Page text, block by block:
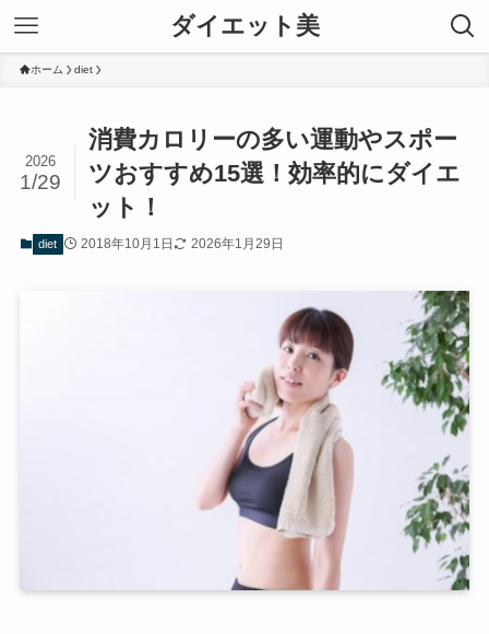
ダイエット美
ホーム diet
消費カロリーの多い運動やスポー
ツおすすめ15選！効率的にダイエ
ット！
2026
1/29
diet 2018年10月1日 2026年1月29日